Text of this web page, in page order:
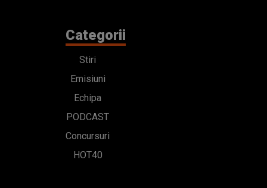
Categorii
Stiri
Emisiuni
Echipa
PODCAST
Concursuri
HOT40